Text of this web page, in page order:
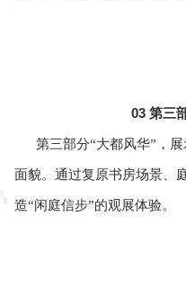
03 第三
第三部分“大都风华”，
面貌。通过复原书房场景、
造“闲庭信步”的观展体验。